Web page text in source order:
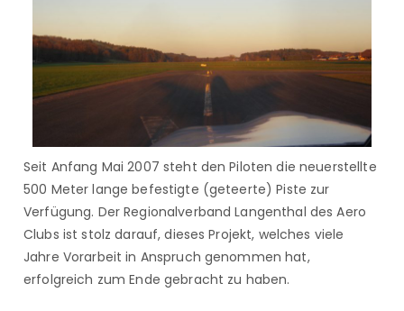
Seit Anfang Mai 2007 steht den Piloten die neuerstellte
500 Meter lange befestigte (geteerte) Piste zur
Verfügung. Der Regionalverband Langenthal des Aero
Clubs ist stolz darauf, dieses Projekt, welches viele
Jahre Vorarbeit in Anspruch genommen hat,
erfolgreich zum Ende gebracht zu haben.